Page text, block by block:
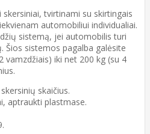
tvirtinami su skirtingais
automobiliui individualiai.
sistemą, jei automobilis turi
Šios sistemos pagalba galėsite
iki net 200 kg (su 4
skaičius.
aptraukti plastmase.